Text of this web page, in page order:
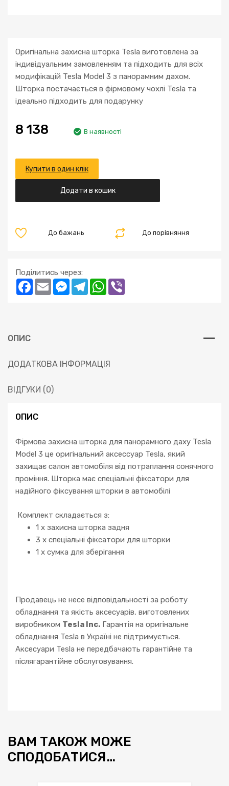
Оригінальна захисна шторка Tesla виготовлена за
індивідуальним замовленням та підходить для всіх
модифікацій Tesla Model 3 з панорамним дахом.
Шторка постачається в фірмовому чохлі Tesla та
ідеально підходить для подарунку
8 138 В наявності
Купити в один клік
Додати в кошик
До порівняння
До бажань
Поділитись через:
Facebook
Email Messenger
TelegramWhatsApp
ОПИС
ДОДАТКОВА ІНФОРМАЦІЯ
ВІДГУКИ (0)
ОПИС
Фірмова захисна шторка для панорамного даху Tesla
Model 3 це оригінальний аксессуар Tesla, який
захищає салон автомобіля від потраплання сонячного
проміння. Шторка має спеціальні фіксатори для
надійного фіксування шторки в автомобілі
Комплект складається з:
1 х захисна шторка задня
3 х спеціальні фіксатори для шторки
1 х сумка для зберігання
Продавець не несе відповідальності за роботу
обладнання та якість аксесуарів, виготовлених
виробником Tesla Inc. Гарантія на оригінальне
обладнання Tesla в Україні не підтримується.
Аксесуари Tesla не передбачають гарантійне та
післягарантійне обслуговування.
ВАМ ТАКОЖ МОЖЕ
СПОДОБАТИСЯ…